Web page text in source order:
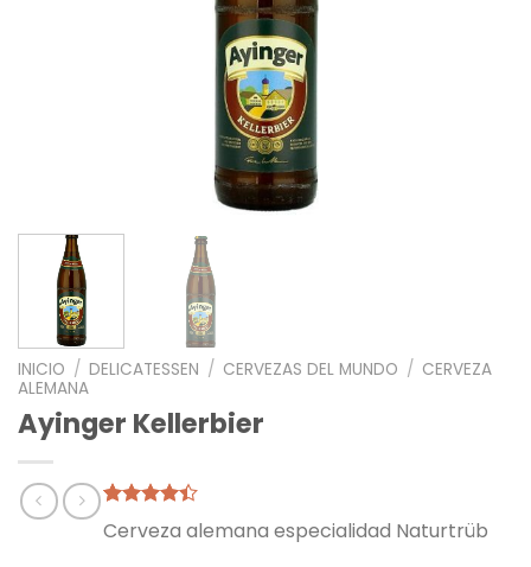
INICIO / DELICATESSEN / CERVEZAS DEL MUNDO / CERVEZA
ALEMANA
Ayinger Kellerbier
Valorado
con 4.40
5
Cerveza alemana especialidad Naturtrüb